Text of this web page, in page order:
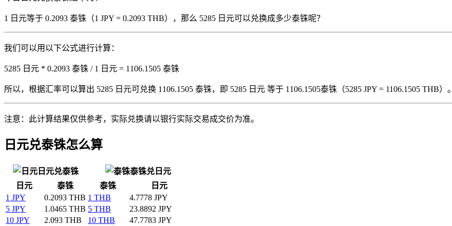
1 日元等于 0.2093 泰铢（1 JPY = 0.2093 THB），那么 5285 日元可以兑换成多少泰铢呢？
我们可以用以下公式进行计算：
5285 日元 * 0.2093 泰铢 / 1 日元 = 1106.1505 泰铢
所以，根据汇率可以算出 5285 日元可兑换 1106.1505 泰铢，即 5285 日元 等于 1106.1505泰铢（5285 JPY = 1106.1505 THB）。
注意：此计算结果仅供参考，实际兑换请以银行实际交易成交价为准。
日元兑泰铢怎么算
日元兑泰铢
泰铢兑日元
日元
泰铢 泰铢
日元
1 JPY
0.2093 THB 1 THB
4.7778 JPY
5 JPY
1.0465 THB 5 THB
23.8892 JPY
10 JPY
2.093 THB 10 THB
47.7783 JPY